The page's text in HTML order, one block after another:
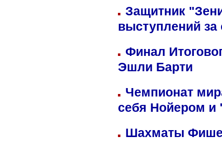
Защитник
выступлений
Финал
Эшли Барти
Чемпионат
себя Нойером и
Шахматы